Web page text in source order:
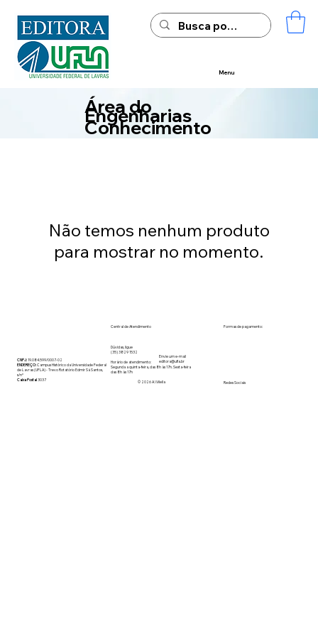
Menu
Área do
Conhecimento
Engenharias
Não temos nenhum produto
para mostrar no momento.
Redes Sociais
Central de Atendimento
Dúvidas, ligue
(35) 3829 1532
Horário de atendimento:
Segunda a quinta-feira, das 8h às 17h. Sexta-feira
das 8h às 17h
© 2026 A.\Vilella
Envie um e-mail
editora@ufla.br
Formas de pagamento:
CNPJ:19.084.599/0007-02
ENDEREÇO:Campus Histórico da Universidade Federal
de Lavras (UFLA) - Trevo Rotatório Edmir Sá Santos,
s/n⁰
Caixa Postal3037